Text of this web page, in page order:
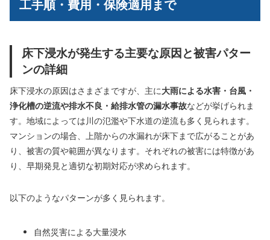
工手順・費用・保険適用まで
床下浸水が発生する主要な原因と被害パター
ンの詳細
床下浸水の原因はさまざまですが、主に大雨による水害・台風・
浄化槽の逆流や排水不良・給排水管の漏水事故などが挙げられま
す。地域によっては川の氾濫や下水道の逆流も多く見られます。
マンションの場合、上階からの水漏れが床下まで広がることがあ
り、被害の質や範囲が異なります。それぞれの被害には特徴があ
り、早期発見と適切な初期対応が求められます。
以下のようなパターンが多く見られます。
自然災害による大量浸水